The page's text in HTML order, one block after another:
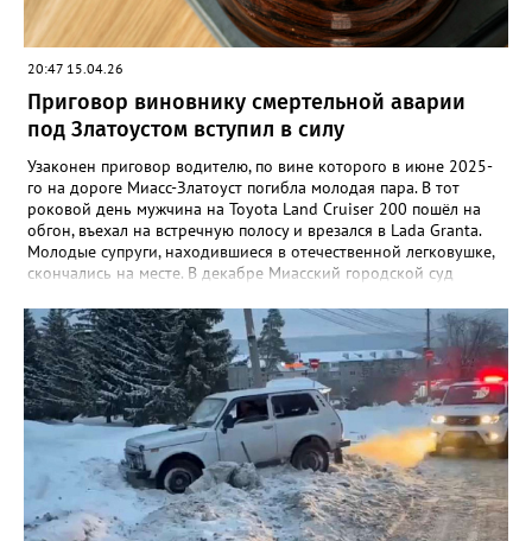
20:47 15.04.26
Приговор виновнику смертельной аварии
под Златоустом вступил в силу
Узаконен приговор водителю, по вине которого в июне 2025-
го на дороге Миасс-Златоуст погибла молодая пара. В тот
роковой день мужчина на Toyota Land Cruiser 200 пошёл на
обгон, въехал на встречную полосу и врезался в Lada Granta.
Молодые супруги, находившиеся в отечественной легковушке,
скончались на месте. В декабре Миасский городской суд
поселении, а также на два года и 10 месяцев лишил
водительских прав. Его также обязали выплатить
родственникам погибших в общей сложности 3 миллиона
рублей. «Осужденный не согласился с решением, в
апелляционной жалобе просил вынести оправдательный
приговор, указывая на ненадлежащее содержание дороги, из-
за чего произошел выезд на встречную полосу. Апелляционная
инстанция Челябинского областного суда с учетом позиции
прокурора оставила жалобу без удовлетворения. Приговор
вступил в законную силу», – сообщили в пресс-центре
региональной прокуратуры.